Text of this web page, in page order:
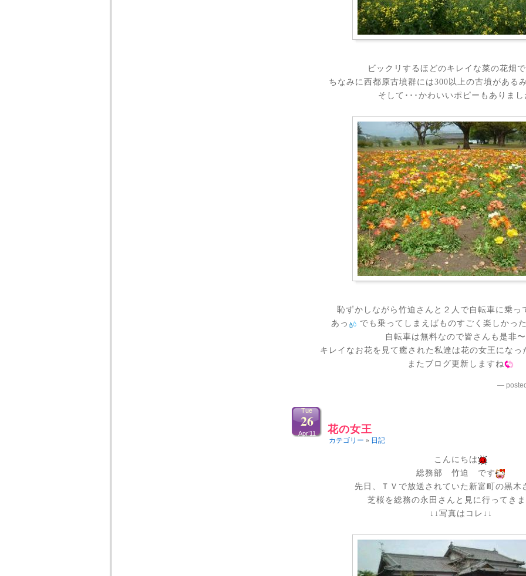
ビックリするほどのキレイな菜の花畑
ちなみに西都原古墳群には300以上の古墳がある
そして･･･かわいいポピーもありまし
恥ずかしながら竹迫さんと２人で自転車に乗っ
あっ
でも乗ってしまえばものすごく楽しかっ
自転車は無料なので皆さんも是非〜
キレイなお花を見て癒された私達は花の女王になっ
またブログ更新しますね
—
花の女王
Tue
26
Apr’11
カテゴリー » 日記
こんにちは
総務部 竹迫 です
先日、ＴＶで放送されていた新富町の黒木
芝桜を総務の永田さんと見に行ってき
↓↓写真はコレ↓↓